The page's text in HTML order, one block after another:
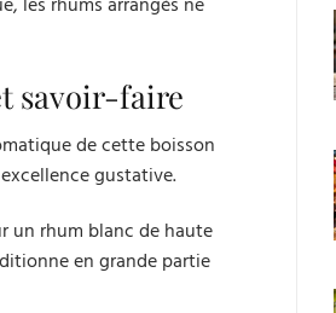
savoir-faire
de cette boisson
gustative.
un rhum blanc de haute
en grande partie